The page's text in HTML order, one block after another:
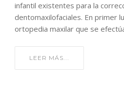
infantil existentes para la
dentomaxilofaciales. En primer
ortopedia maxilar que se
LEER MÁS...